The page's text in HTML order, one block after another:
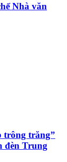
Nhà văn
trông trăng”
đèn Trung